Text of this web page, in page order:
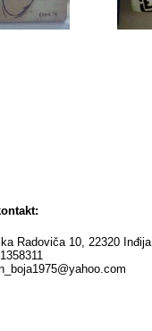
Radoviča 10, 22320 Inđija